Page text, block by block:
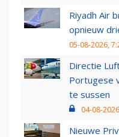
Riyadh Air
opnieuw
05-08-2026,
Directie
Portugese
te sussen
04-08-
Nieuwe